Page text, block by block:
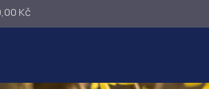
Kč